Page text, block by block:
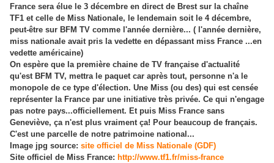
France sera élue le 3 décembre en direct de Brest sur la chaîne
TF1 et celle de Miss Nationale, le lendemain soit le 4 décembre,
peut-être sur BFM TV comme l'année dernière... ( l'année dernière,
miss nationale avait pris la vedette en dépassant miss France ...en
vedette américaine)
On espère que la première chaine de TV française d'actualité
qu'est BFM TV, mettra le paquet car après tout, personne n'a le
monopole de ce type d'élection. Une Miss (ou des) qui est censée
représenter la France par une initiative très privée. Ce qui n'engage
pas notre pays...officiellement. Et puis Miss France sans
Geneviève, ça n'est plus vraiment ça! Pour beaucoup de français.
C'est une parcelle de notre patrimoine national...
Image jpg source: site officiel de Miss Nationale (GDF)
Site officiel de Miss France: http://www.tf1.fr/miss-france